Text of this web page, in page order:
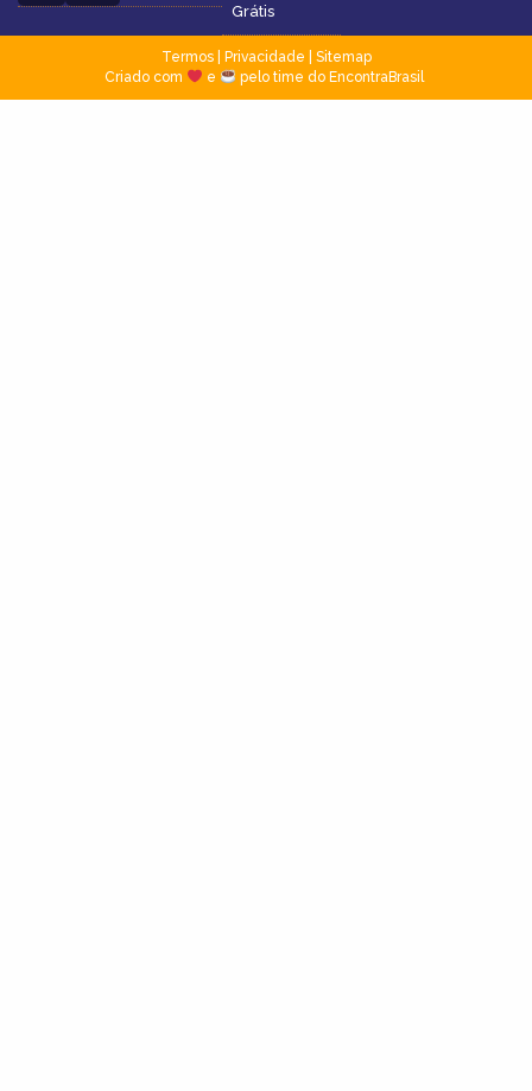
Grátis
Termos| Privacidade
Sitemap
Criado com
e pelo time do EncontraBrasil